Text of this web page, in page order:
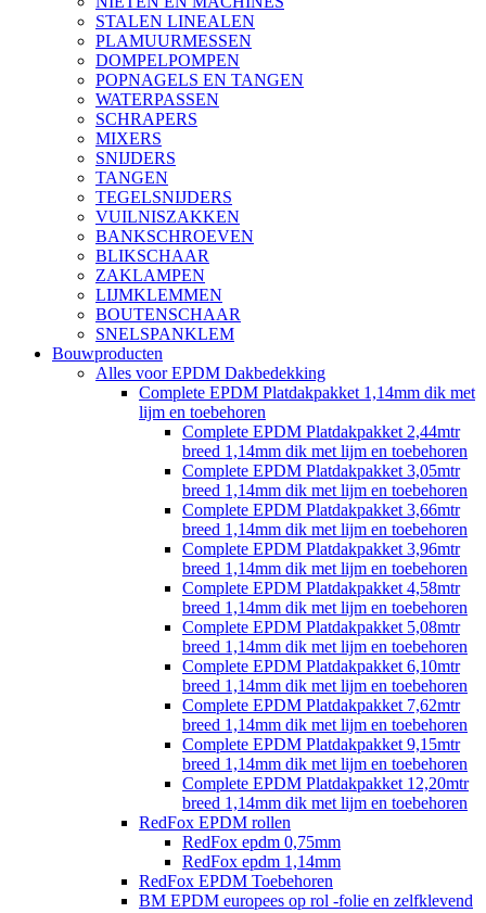
STALEN LINEALEN
PLAMUURMESSEN
DOMPELPOMPEN
POPNAGELS EN TANGEN
WATERPASSEN
SCHRAPERS
MIXERS
SNIJDERS
TANGEN
TEGELSNIJDERS
VUILNISZAKKEN
BANKSCHROEVEN
BLIKSCHAAR
ZAKLAMPEN
LIJMKLEMMEN
BOUTENSCHAAR
SNELSPANKLEM
Bouwproducten
Alles voor EPDM Dakbedekking
Complete EPDM Platdakpakket 1,14mm dik met
lijm en toebehoren
Complete EPDM Platdakpakket 2,44mtr
breed 1,14mm dik met lijm en toebehoren
Complete EPDM Platdakpakket 3,05mtr
breed 1,14mm dik met lijm en toebehoren
Complete EPDM Platdakpakket 3,66mtr
breed 1,14mm dik met lijm en toebehoren
Complete EPDM Platdakpakket 3,96mtr
breed 1,14mm dik met lijm en toebehoren
Complete EPDM Platdakpakket 4,58mtr
breed 1,14mm dik met lijm en toebehoren
Complete EPDM Platdakpakket 5,08mtr
breed 1,14mm dik met lijm en toebehoren
Complete EPDM Platdakpakket 6,10mtr
breed 1,14mm dik met lijm en toebehoren
Complete EPDM Platdakpakket 7,62mtr
breed 1,14mm dik met lijm en toebehoren
Complete EPDM Platdakpakket 9,15mtr
breed 1,14mm dik met lijm en toebehoren
Complete EPDM Platdakpakket 12,20mtr
breed 1,14mm dik met lijm en toebehoren
RedFox EPDM rollen
RedFox epdm 0,75mm
RedFox epdm 1,14mm
RedFox EPDM Toebehoren
BM EPDM europees op rol -folie en zelfklevend